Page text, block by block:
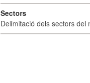
Sectors
Delimitació dels sectors del